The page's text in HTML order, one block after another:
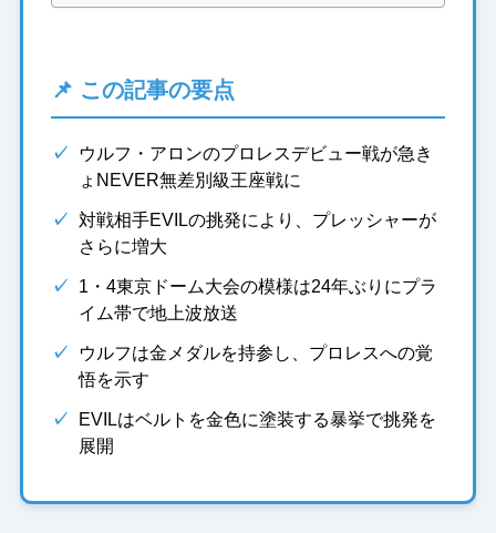
📌 この記事の要点
✓
ウルフ・アロンのプロレスデビュー戦が急き
ょNEVER無差別級王座戦に
✓ 対戦相手EVILの挑発により、プレッシャーが
さらに増大
✓
1・4東京ドーム大会の模様は24年ぶりにプラ
イム帯で地上波放送
✓
ウルフは金メダルを持参し、プロレスへの覚
悟を示す
✓
EVILはベルトを金色に塗装する暴挙で挑発を
展開